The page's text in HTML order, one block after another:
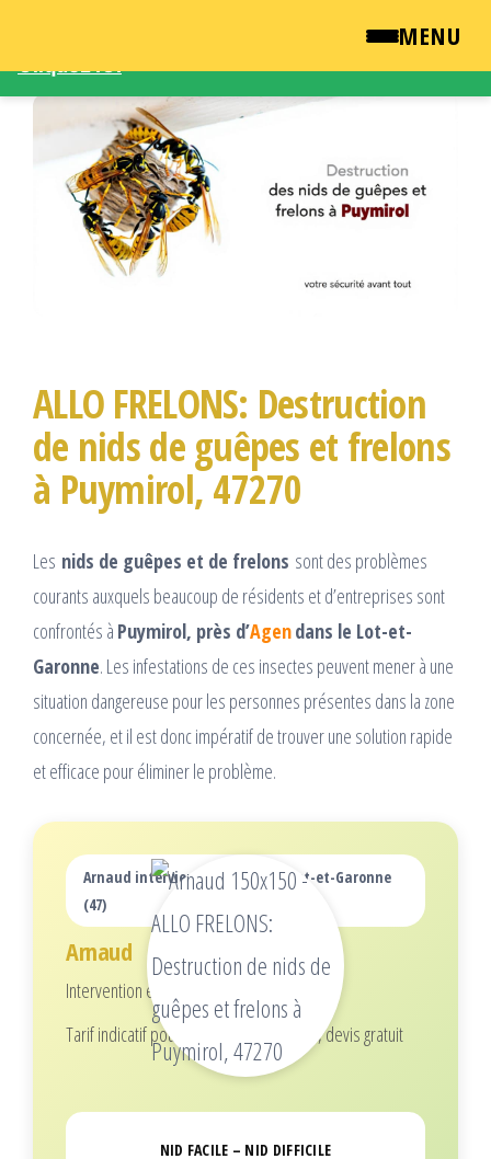
MENU
QUI SOMMES NOUS ?
NEWSROOM
TARIFS
Passer
contenu
ALLO FRELONS: Destruction
de nids de guêpes et frelons
à Puymirol, 47270
Les nids de guêpes et de frelons sont des problèmes
courants auxquels beaucoup de résidents et d’entreprises sont
confrontés à Puymirol, près d’Agendans le Lot-et-
Garonne. Les infestations de ces insectes peuvent mener à une
situation dangereuse pour les personnes présentes dans la zone
concernée, et il est donc impératif de trouver une solution rapide
et efficace pour éliminer le problème.
Arnaud intervient dans tout le Lot-et-Garonne
(47)
Arnaud
Intervention écoresponsable
Tarif indicatif pour 1 nid (selon hauteur), devis gratuit
NID FACILE – NID DIFFICILE
Une demande d'intervention – Une question ?